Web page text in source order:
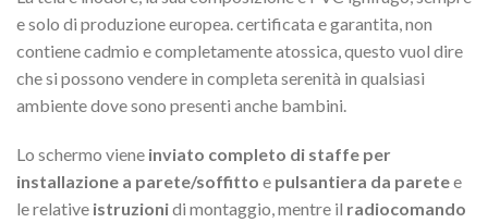
e solo di produzione europea. certificata e garantita, non
contiene cadmio e completamente atossica, questo vuol dire
che si possono vendere in completa serenità in qualsiasi
ambiente dove sono presenti anche bambini.
Lo schermo viene inviato completo di staffe per
installazione a parete/soffitto e pulsantiera da paretee
le relative istruzionidi montaggio, mentre il radiocomando